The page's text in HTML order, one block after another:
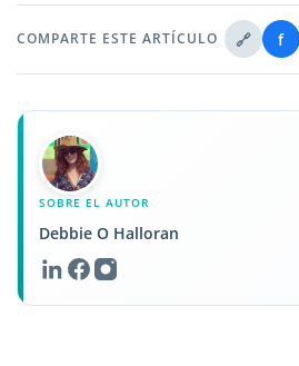
COMPARTE ESTE ARTÍCULO 🔗 f
SOBRE EL AUTOR
Debbie O Halloran